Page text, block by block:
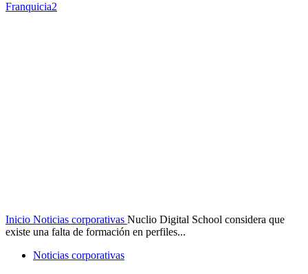
Franquicia2
Inicio Noticias corporativas Nuclio Digital School considera que
existe una falta de formación en perfiles...
Noticias corporativas